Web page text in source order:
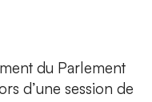
du Parlement
d’une session de